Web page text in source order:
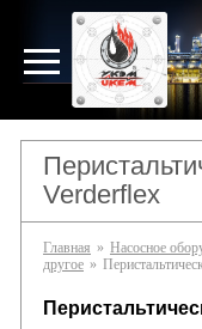
Verderflex
Главная » Насосное
другое »